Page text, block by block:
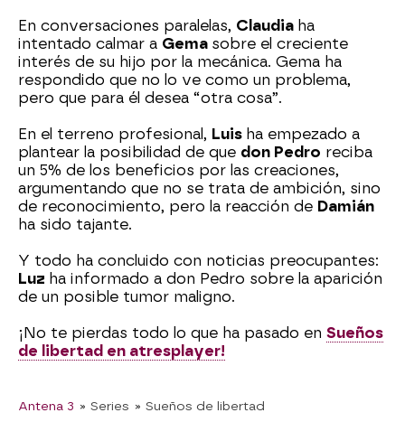
En conversaciones paralelas, Claudia ha
intentado calmar a Gema sobre el creciente
interés de su hijo por la mecánica. Gema ha
respondido que no lo ve como un problema,
pero que para él desea “otra cosa”.
En el terreno profesional, Luis ha empezado a
plantear la posibilidad de que don Pedro reciba
un 5% de los beneficios por las creaciones,
argumentando que no se trata de ambición, sino
de reconocimiento, pero la reacción de Damián
ha sido tajante.
Y todo ha concluido con noticias preocupantes:
Luz ha informado a don Pedro sobre la aparición
de un posible tumor maligno.
¡No te pierdas todo lo que ha pasado en Sueños
de libertad en atresplayer!
Antena 3 » Series » Sueños de libertad